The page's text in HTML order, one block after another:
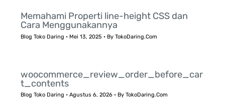
Memahami Properti line-height CSS dan
Cara Menggunakannya
Blog Toko Daring • Mei 13, 2025 • ByTokoDaring.Com
woocommerce_review_order_before_car
t_contents
Blog Toko Daring •Agustus 6, 2026 • ByTokoDaring.Com